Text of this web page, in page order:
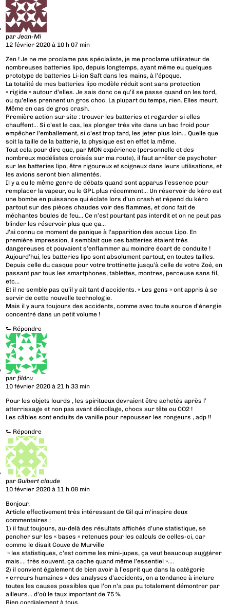
parJean-Mi
12 février 2020 à 10 h 07 min
Zen ! Je ne me proclame pas spécialiste, je me proclame utilisateur de
nombreuses batteries lipo, depuis longtemps, ayant même eu quelques
prototype de batteries Li-ion Saft dans les mains, à l’époque.
La totalité de mes batteries lipo modèle réduit sont sans protection
« rigide » autour d’elles. Je sais donc ce qu’il se passe quand on les tord,
ou qu’elles prennent un gros choc. La plupart du temps, rien. Elles meurt.
Même en cas de gros crash.
Première action sur site : trouver les batteries et regarder si elles
chauffent… Si c’est le cas, les plonger très vite dans un bac froid pour
empêcher l’emballement, si c’est trop tard, les jeter plus loin… Quelle que
soit la taille de la batterie, la physique est en effet la même.
Tout cela pour dire que, par MON expérience (personnelle et des
nombreux modélistes croisés sur ma route), il faut arrêter de psychoter
sur les batteries lipo, être rigoureux et soigneux dans leurs utilisations, et
les avions seront bien alimentés.
Il y a eu le même genre de débats quand sont apparus l’essence pour
remplacer la vapeur, ou le GPL plus récemment… Un réservoir de kéro est
une bombe en puissance qui éclate lors d’un crash et répend du kéro
partout sur des pièces chaudes voir des flammes, et donc fait de
méchantes boules de feu… Ce n’est pourtant pas interdit et on ne peut pas
blinder les réservoir plus que ça…
J’ai connu ce moment de panique à l’apparition des accus Lipo. En
première impression, il semblait que ces batteries étaient très
dangereuses et pouvaient s’enflammer au moindre écart de conduite !
Aujourd’hui, les batteries lipo sont absolument partout, en toutes tailles.
Depuis celle du casque pour votre trottinette jusqu’à celle de votre Zoé, en
passant par tous les smartphones, tablettes, montres, perceuse sans fil,
etc…
Et il ne semble pas qu’il y ait tant d’accidents. « Les gens » ont appris à se
servir de cette nouvelle technologie.
Mais il y aura toujours des accidents, comme avec toute source d’énergie
concentré dans un petit volume !
⮑ Répondre
parfildru
10 février 2020 à 21 h 33 min
Pour les objets lourds , les spiritueux devraient être achetés après l’
atterrissage et non pas avant décollage, chocs sur tête ou CO2 !
Les câbles sont enduits de vanille pour repousser les rongeurs , adp !!
⮑ Répondre
parGuibert claude
10 février 2020 à 11 h 08 min
Bonjour,
Article effectivement très intéressant de Gil qui m’inspire deux
commentaires :
1) il faut toujours, au-delà des résultats affichés d’une statistique, se
pencher sur les « bases » retenues pour les calculs de celles-ci, car
comme le disait Couve de Murville
» les statistiques, c’est comme les mini-jupes, ça veut beaucoup suggérer
mais…. très souvent, ça cache quand même l’essentiel »….
2) il convient également de bien avoir à l’esprit que dans la catégorie
« erreurs humaines » des analyses d’accidents, on a tendance à inclure
toutes les causes possibles que l’on n’a pas pu totalement démontrer par
ailleurs… d’où le taux important de 75 %.
Bien cordialement à tous.